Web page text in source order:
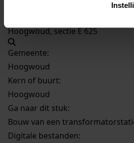
Hoogwoud, sectie E 625
Gemeente:
Hoogwoud
Kern of buurt:
Hoogwoud
Ga naar dit stuk:
Bouw van een
Digitale bestanden: